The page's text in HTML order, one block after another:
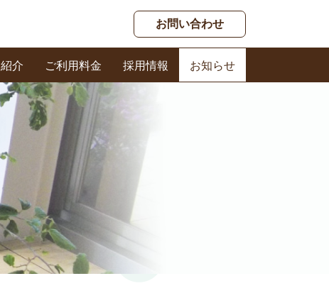
お問い合わせ
介 ご利用料金
春日ケアセンター
採用情報 お知らせ